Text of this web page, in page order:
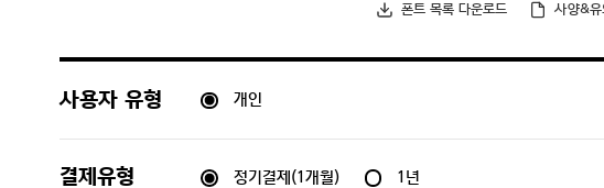
폰트 목록 다운로드 사양&
사용자 유형 개인
결제유형 정기결제(1개월) 1년